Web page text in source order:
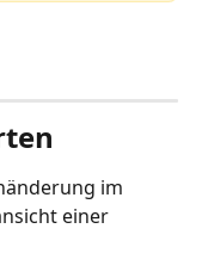
im
einer